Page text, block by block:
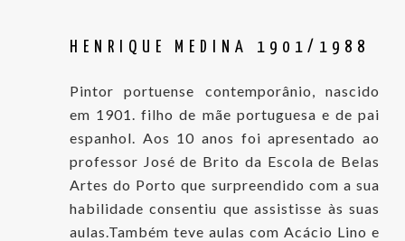
HENRIQUE MEDINA 1901/1988
Pintor portuense contemporânio, nascido
em 1901. filho de mãe portuguesa e de pai
espanhol. Aos 10 anos foi apresentado ao
professor José de Brito da Escola de Belas
Artes do Porto que surpreendido com a sua
habilidade consentiu que assistisse às suas
aulas.Também teve aulas com Acácio Lino e